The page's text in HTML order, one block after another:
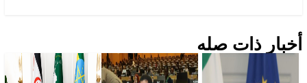
أخبار ذات صله